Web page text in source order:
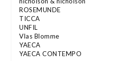
ROSEMUNDE
TICCA
UNFIL
Vlas Blomme
YAECA
YAECA CONTEMPO